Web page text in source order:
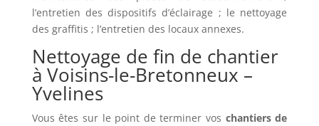
l’entretien des dispositifs d’éclairage ; le nettoyage
des graffitis ; l’entretien des locaux annexes.
Nettoyage de fin de chantier
à Voisins-le-Bretonneux –
Yvelines
Vous êtes sur le point de terminer vos chantiers de